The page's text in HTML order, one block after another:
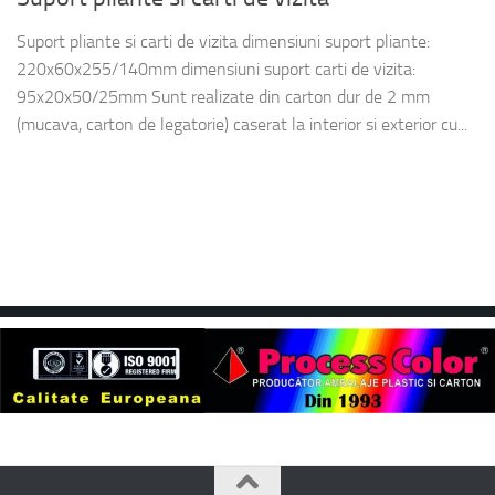
Suport pliante si carti de vizita dimensiuni suport pliante:
220x60x255/140mm dimensiuni suport carti de vizita:
95x20x50/25mm Sunt realizate din carton dur de 2 mm
(mucava, carton de legatorie) caserat la interior si exterior cu...